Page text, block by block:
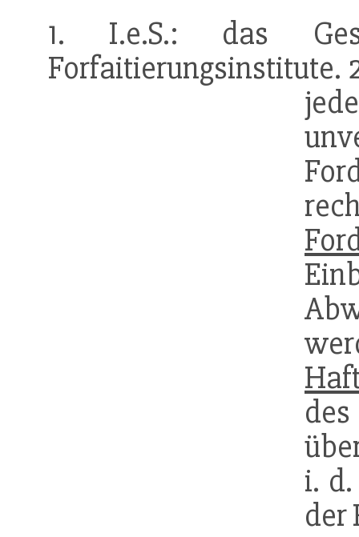
1. I.e.S.: das
Forfaitierungsinstitute.
i.
der